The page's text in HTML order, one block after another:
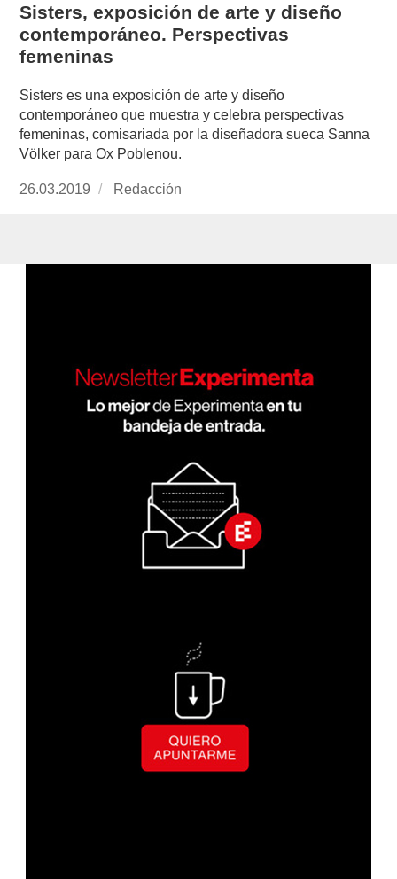
Sisters, exposición de arte y diseño
contemporáneo. Perspectivas
femeninas
Sisters es una exposición de arte y diseño
contemporáneo que muestra y celebra perspectivas
femeninas, comisariada por la diseñadora sueca Sanna
Völker para Ox Poblenou.
Publicado
26.03.2019 https://www.experimenta.es/author/redaccion/
Redacción